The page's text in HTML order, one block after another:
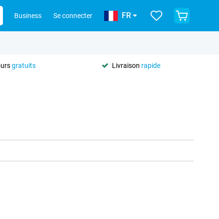
Business Se connecter FR
gratuits Livraison rapide